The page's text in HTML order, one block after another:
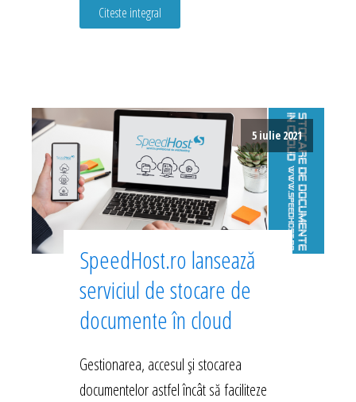
Citeste integral
5 iulie 2021
SpeedHost.ro lansează
serviciul de stocare de
documente în cloud
Gestionarea, accesul și stocarea
documentelor astfel încât să faciliteze